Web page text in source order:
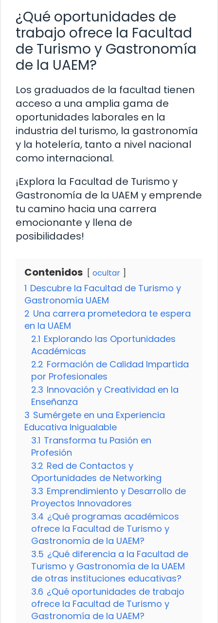
¿Qué oportunidades de
trabajo ofrece la Facultad
de Turismo y Gastronomía
de la UAEM?
Los graduados de la facultad tienen
acceso a una amplia gama de
oportunidades laborales en la
industria del turismo, la gastronomía
y la hotelería, tanto a nivel nacional
como internacional.
¡Explora la Facultad de Turismo y
Gastronomía de la UAEM y emprende
tu camino hacia una carrera
emocionante y llena de
posibilidades!
Contenidos ocultar
1 Descubre la Facultad de Turismo y
Gastronomía UAEM
2 Una carrera prometedora te espera
en la UAEM
2.1 Explorando las Oportunidades
Académicas
2.2 Formación de Calidad Impartida
por Profesionales
2.3 Innovación y Creatividad en la
Enseñanza
3 Sumérgete en una Experiencia
Educativa Inigualable
3.1 Transforma tu Pasión en
Profesión
3.2 Red de Contactos y
Oportunidades de Networking
3.3 Emprendimiento y Desarrollo de
Proyectos Innovadores
3.4 ¿Qué programas académicos
ofrece la Facultad de Turismo y
Gastronomía de la UAEM?
3.5 ¿Qué diferencia a la Facultad de
Turismo y Gastronomía de la UAEM
de otras instituciones educativas?
3.6 ¿Qué oportunidades de trabajo
ofrece la Facultad de Turismo y
Gastronomía de la UAEM?